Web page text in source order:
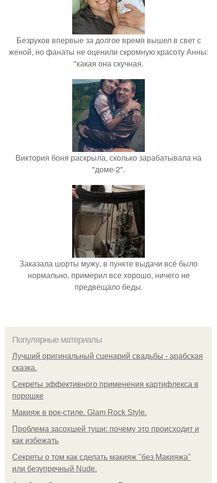
Безруков впервые за долгое время вышел в свет с
женой, но фанаты не оценили скромную красоту Анны:
"какая она скучная.
Виктория боня раскрыла, сколько зарабатывала на
"доме-2".
Заказала шорты мужу, в пункте выдачи всё было
нормально, примерил все хорошо, ничего не
предвещало беды.
Популярные материалы
Лучший оригинальный сценарий свадьбы - арабская
сказка.
Секреты эффективного применения картифлекса в
порошке
Макияж в рок-стиле. Glam Rock Style.
Проблема засохшей туши: почему это происходит и
как избежать
Секреты о том как сделать макияж "без Макияжа"
или безупречный Nude.